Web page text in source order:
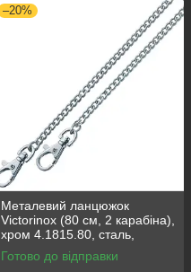
–20%
Металевий ланцюжок
Victorinox (80 см, 2 карабіна),
хром 4.1815.80, сталь,
сріблястий колір, діаметр 1.5
мм
Готово до відправки